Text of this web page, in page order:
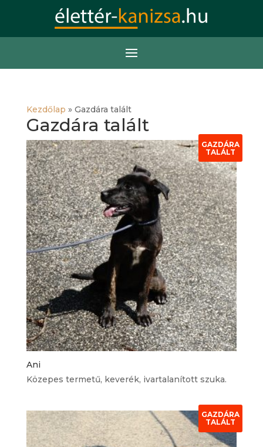
Kezdőlap » Gazdára talált
Gazdára talált
GAZDÁRA
TALÁLT
Ani
Közepes termetű, keverék, ivartalanított szuka.
GAZDÁRA
TALÁLT